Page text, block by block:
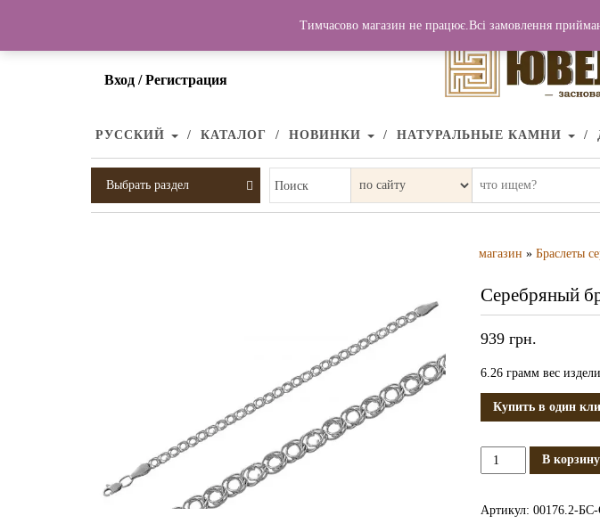
Вход / Регистрация
РУССКИЙ КАТАЛОГ НОВИНКИ НАТУРАЛЬНЫЕ КАМНИ
Выбрать раздел Поиск
магазин » Браслеты
Серебряный
939 грн.
6.26 грамм вес
Купить в один
Количество
Серебряный
В корзину
Артикул: 00176.2-
Тимчасово магазин не працює.Всі замовлення